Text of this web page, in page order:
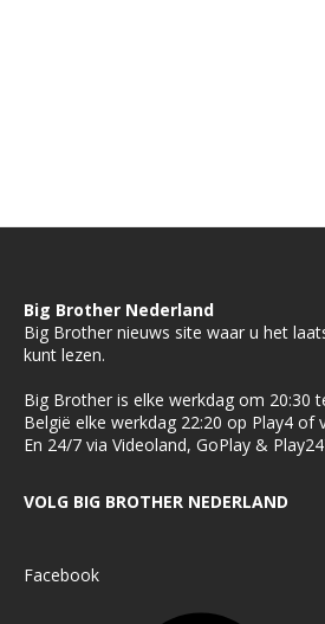
Big Brother Nederland
Big Brother nieuws site waar u het
kunt lezen.
Big Brother is elke werkdag om 20:30
België elke werkdag 22:20 op Play4 of
En 24/7 via Videoland, GoPlay &
VOLG BIG BROTHER NEDERLAND
Facebook